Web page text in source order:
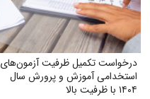
درخواست تکمیل ظرفیت آزمون‌های
استخدامی آموزش و پرورش سال
۱۴۰۴ با ظرفیت بالا